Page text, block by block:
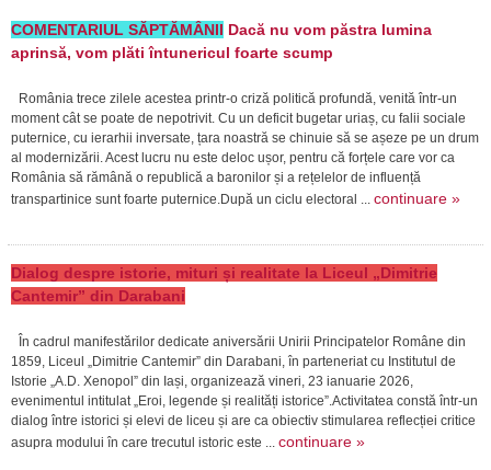
COMENTARIUL SĂPTĂMÂNII Dacă nu vom păstra lumina
aprinsă, vom plăti întunericul foarte scump
România trece zilele acestea printr-o criză politică profundă, venită într-un
moment cât se poate de nepotrivit. Cu un deficit bugetar uriaș, cu falii sociale
puternice, cu ierarhii inversate, țara noastră se chinuie să se așeze pe un drum
al modernizării. Acest lucru nu este deloc ușor, pentru că forțele care vor ca
România să rămână o republică a baronilor și a rețelelor de influență
transpartinice sunt foarte puternice.După un ciclu electoral ... continuare »
Dialog despre istorie, mituri și realitate la Liceul „Dimitrie
Cantemir” din Darabani
În cadrul manifestărilor dedicate aniversării Unirii Principatelor Române din
1859, Liceul „Dimitrie Cantemir” din Darabani, în parteneriat cu Institutul de
Istorie „A.D. Xenopol” din Iași, organizează vineri, 23 ianuarie 2026,
evenimentul intitulat „Eroi, legende și realități istorice”.Activitatea constă într-un
dialog între istorici și elevi de liceu și are ca obiectiv stimularea reflecției critice
asupra modului în care trecutul istoric este ... continuare »